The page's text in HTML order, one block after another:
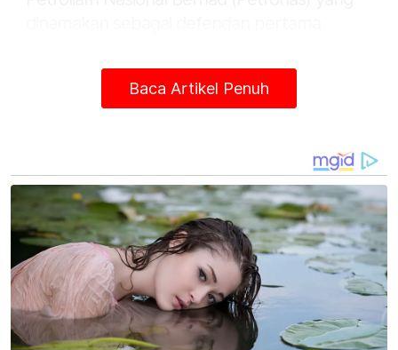
difailkan pada 13 Mei lepas.
Baca Artikel Penuh